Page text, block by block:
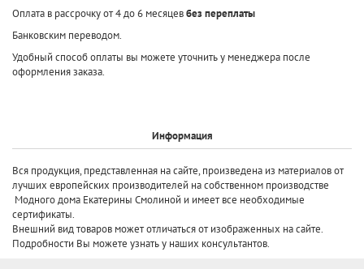
Оплата в рассрочку от 4 до 6 месяцевбез переплаты
Банковским переводом.
Удобный способ оплаты вы можете уточнить у менеджера после
оформления заказа.
Информация
Вся продукция, представленная на сайте, произведена из материалов от
лучших европейских производителей на собственном производстве
Модного дома Екатерины Смолиной и имеет все необходимые
сертификаты.
Внешний вид товаров может отличаться от изображенных на сайте.
Подробности Вы можете узнать у наших консультантов.